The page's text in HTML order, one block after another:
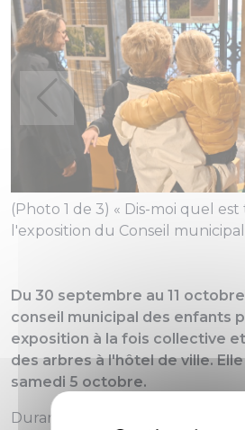
(Photo 1 de 3) « Dis-moi quel est
l'exposition du Conseil
Du 30 septembre au 11
conseil municipal des enfants
exposition à la fois collective
des arbres à l'hôtel de ville.
samedi 5 octobre.
Durant les vacances d’été, les